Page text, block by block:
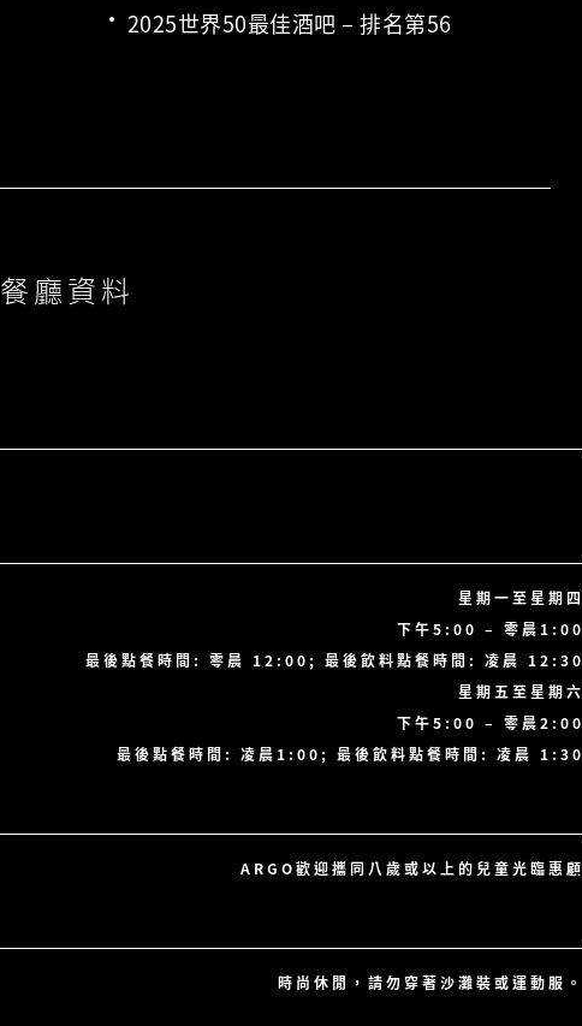
2025世界50最佳酒吧 – 排名第56
餐廳資料
星期一至星期四
下午5:00 – 零晨1:00
最後點餐時間: 零晨 12:00; 最後飲料點餐時間: 凌晨 12:30
星期五至星期六
下午5:00 – 零晨2:00
最後點餐時間: 凌晨1:00; 最後飲料點餐時間: 凌晨 1:30
ARGO歡迎攜同八歲或以上的兒童光臨惠顧
時尚休閒，請勿穿著沙灘裝或運動服。